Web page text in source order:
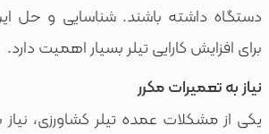
باشند. شناسایی و حل این مشکلات
کارایی تیلر بسیار اهمیت دارد.
مکرر
عمده تیلر کشاورزی، نیاز به تعمیرات